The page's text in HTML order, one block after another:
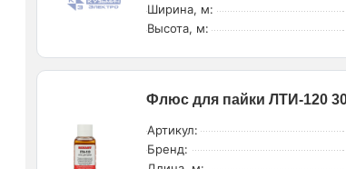
Ширина, м:
Высота, м:
Флюс для пайки ЛТИ-120
Артикул:
Бренд: